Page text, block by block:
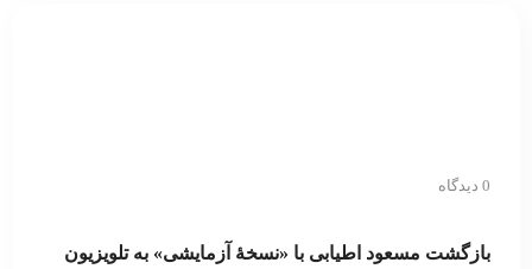
0 دیدگاه
بازگشت مسعود اطیابی با «نسخهٔ آزمایشی» به تلویزیون